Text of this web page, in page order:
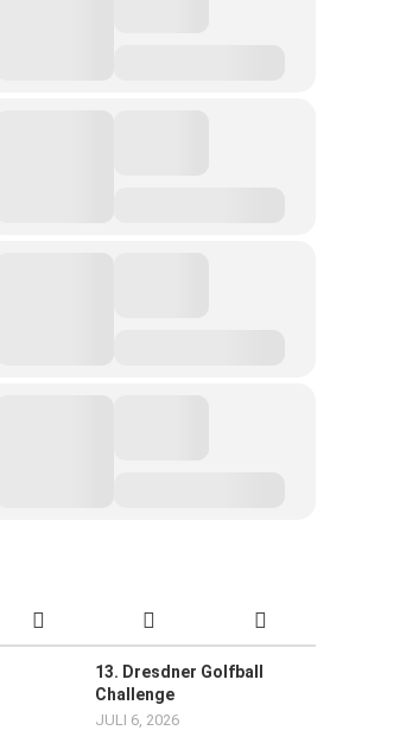
13. Dresdner Golfball
Challenge
JULI 6, 2026